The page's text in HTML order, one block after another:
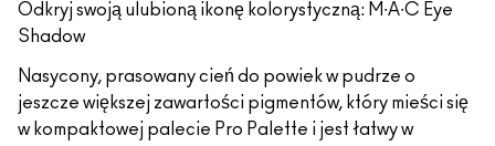
Odkryj swoją ulubioną ikonę kolorystyczną: M∙A∙C Eye
Shadow
Nasycony, prasowany cień do powiek w pudrze o
jeszcze większej zawartości pigmentów, który mieści się
w kompaktowej palecie Pro Palette i jest łatwy w